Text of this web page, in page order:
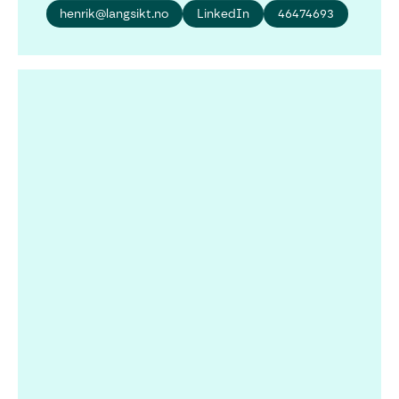
henrik@langsikt.no LinkedIn 46474693